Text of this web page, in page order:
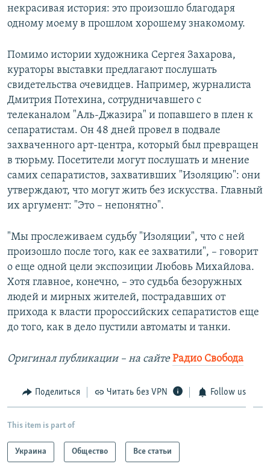
некрасивая история: это произошло благодаря
одному моему в прошлом хорошему знакомому.
Помимо истории художника Сергея Захарова,
кураторы выставки предлагают послушать
свидетельства очевидцев. Например, журналиста
Дмитрия Потехина, сотрудничавшего с
телеканалом "Аль-Джазира" и попавшего в плен к
сепаратистам. Он 48 дней провел в подвале
захваченного арт-центра, который был превращен
в тюрьму. Посетители могут послушать и мнение
самих сепаратистов, захвативших "Изоляцию": они
утверждают, что могут жить без искусства. Главный
их аргумент: "Это – непонятно".
"Мы прослеживаем судьбу "Изоляции", что с ней
произошло после того, как ее захватили", – говорит
о еще одной цели экспозиции Любовь Михайлова.
Хотя главное, конечно, – это судьба безоружных
людей и мирных жителей, пострадавших от
прихода к власти пророссийских сепаратистов еще
до того, как в дело пустили автоматы и танки.
Оригинал публикации – на сайте Радио Свобода
Поделиться Читать без VPN Follow us
This item is part of
Украина Общество Все статьи